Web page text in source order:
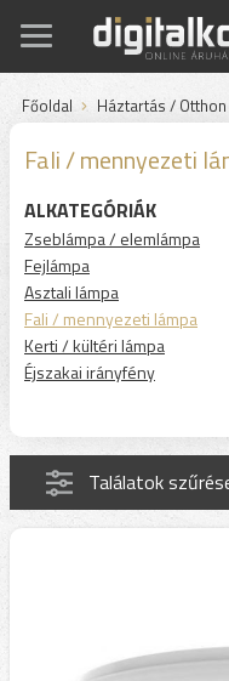
Főoldal Háztartás /
Fali / mennyezeti
ALKATEGÓRIÁK
Zseblámpa / elemlámpa
Fejlámpa
Asztali lámpa
Fali / mennyezeti lámpa
Kerti / kültéri lámpa
Éjszakai irányfény
Találatok